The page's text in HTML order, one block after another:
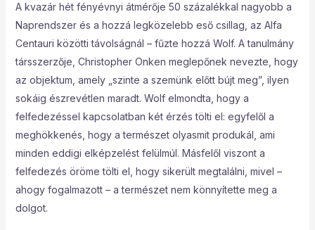
A kvazár hét fényévnyi átmérője 50 százalékkal nagyobb a
Naprendszer és a hozzá legközelebb eső csillag, az Alfa
Centauri közötti távolságnál – fűzte hozzá Wolf. A tanulmány
társszerzője, Christopher Onken meglepőnek nevezte, hogy
az objektum, amely „szinte a szemünk előtt bújt meg”, ilyen
sokáig észrevétlen maradt. Wolf elmondta, hogy a
felfedezéssel kapcsolatban két érzés tölti el: egyfelől a
meghökkenés, hogy a természet olyasmit produkál, ami
minden eddigi elképzelést felülmúl. Másfelől viszont a
felfedezés öröme tölti el, hogy sikerült megtalálni, mivel –
ahogy fogalmazott – a természet nem könnyítette meg a
dolgot.